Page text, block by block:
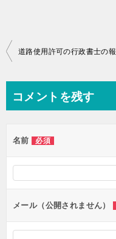
投
ビ
ー
シ
ン
コメントを残す
名前 必須
メール（公開されません）